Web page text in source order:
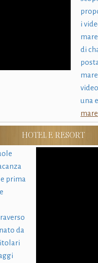
i
di
una
HOTEL E RESORT
prima
da